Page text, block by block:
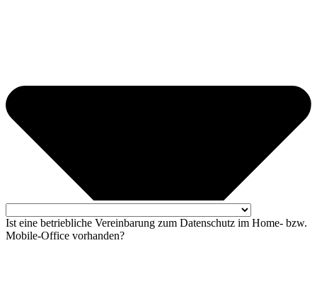
Ist eine betriebliche Vereinbarung zum Datenschutz im Home- bzw.
Mobile-Office vorhanden?